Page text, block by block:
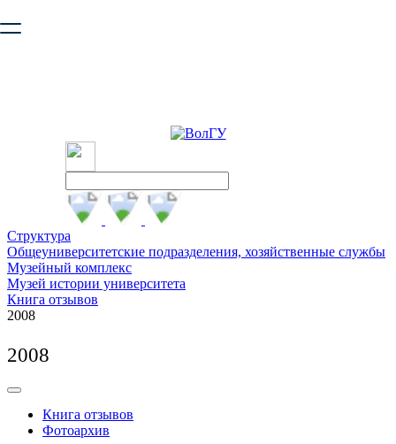
безопасную работу с сайтом. Пожалуйста
Структура
Общеуниверситетские подразделения, хозяйственные службы
Музейный комплекс
Музей истории университета
Книга отзывов
2008
2008
Книга отзывов
Фотоархив